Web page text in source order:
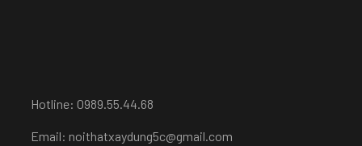
Hotline: 0989.55.44.68
Email: noithatxaydung5c@gmail.com